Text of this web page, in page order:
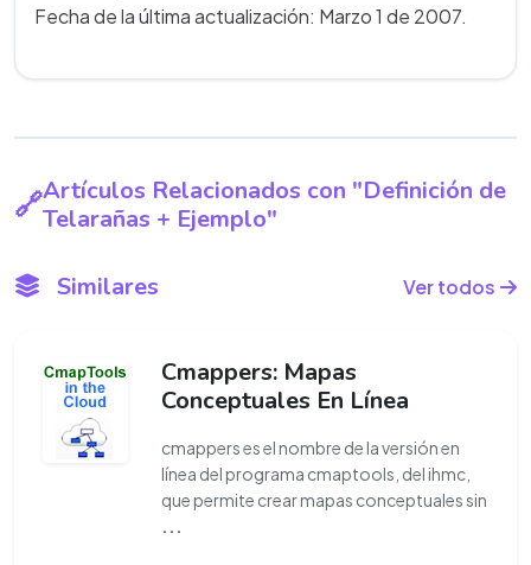
Fecha de la última actualización: Marzo 1 de 2007.
Artículos Relacionados con "Definición de
Telarañas + Ejemplo"
Similares Ver todos
Cmappers: Mapas
Conceptuales En Línea
cmappers es el nombre de la versión en
línea del programa cmaptools, del ihmc,
que permite crear mapas conceptuales sin
...